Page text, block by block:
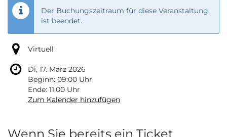
Der Buchungszeitraum für diese Veranstaltung
ist beendet.
Virtuell
Di, 17. März 2026
Beginn: 09:00 Uhr
Ende: 11:00 Uhr
Zum Kalender hinzufügen
Wenn Sie bereits ein Ticket